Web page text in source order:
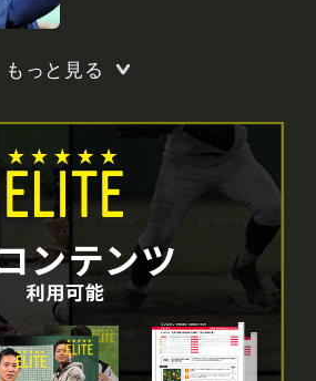
もっと見る